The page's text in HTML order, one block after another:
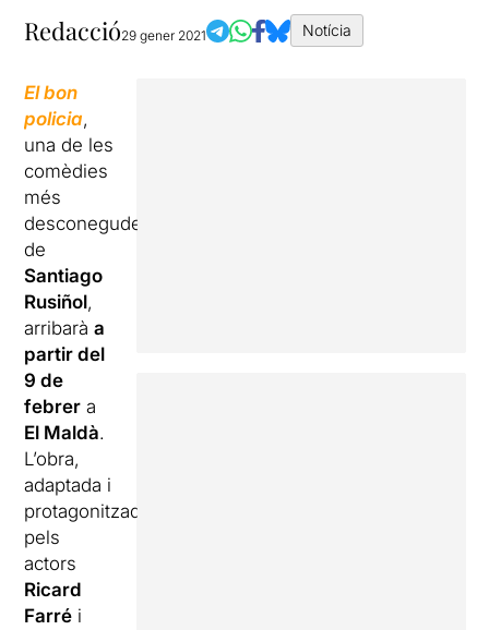
Redacció29 gener 2021 Notícia
El bon
policia,
una de les
comèdies
més
desconegudes
de
Santiago
Rusiñol,
arribaràa
partir del
9 de
febrer a
El Maldà.
L’obra,
adaptada i
protagonitzada
pels
actors
Ricard
Farré i